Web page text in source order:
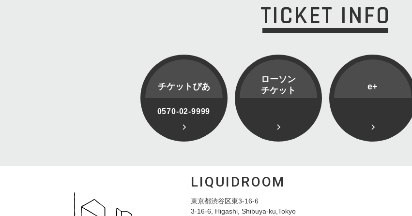
TICKET INFO
チケットぴあ
0570-02-9999
ローソン
チケット
e+
LIQUIDROOM
東京都渋谷区東3-16-6
3-16-6, Higashi, Shibuya-ku,Tokyo